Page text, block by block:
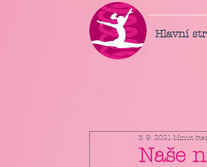
Hlavní
Naše
3. 9. 2021 Minut